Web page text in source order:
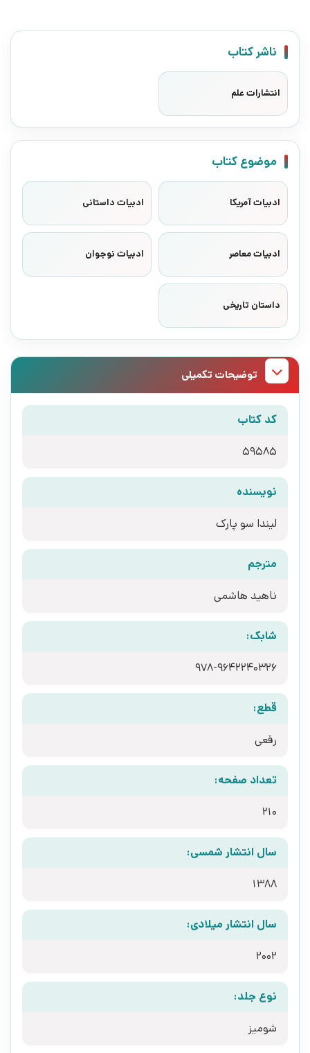
ناشر کتاب
انتشارات علم
موضوع کتاب
ادبیات آمریکا ادبیات داستانی
ادبیات معاصر ادبیات نوجوان
داستان تاریخی
توضیحات تکمیلی
کد کتاب
59585
نویسنده
لیندا سو پارک
مترجم
ناهید هاشمی
شابک:
‫‬‭978-9642240326
قطع:
رقعی
تعداد صفحه:
210
سال انتشار شمسی:
1388
سال انتشار میلادی:
2002
نوع جلد:
شومیز